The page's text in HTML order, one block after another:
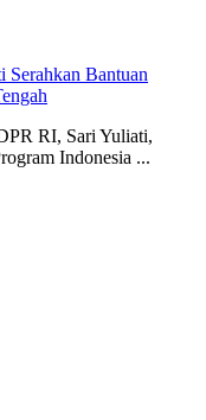
Bantuan
RI, Sari Yuliati,
Indonesia ...